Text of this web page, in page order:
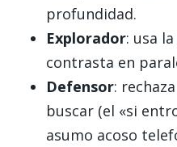
profundidad.
Explorador: usa
contrasta en
Defensor:
buscar (el «si
asumo acoso